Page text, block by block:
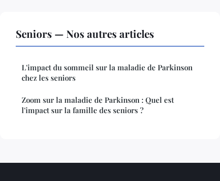
Seniors — Nos autres articles
L'impact du sommeil sur la maladie de Parkinson
chez les seniors
Zoom sur la maladie de Parkinson : Quel est
l'impact sur la famille des seniors ?